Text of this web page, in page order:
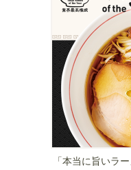
「本当に旨いラ